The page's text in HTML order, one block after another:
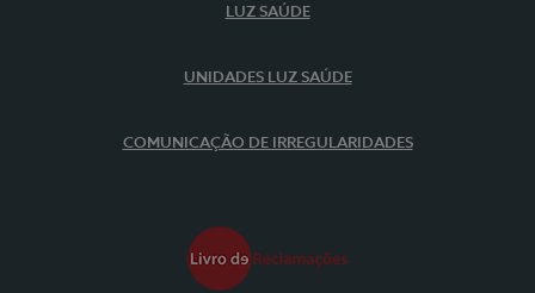
LUZ SAÚDE
UNIDADES LUZ SAÚDE
COMUNICAÇÃO DE IRREGULARIDADES